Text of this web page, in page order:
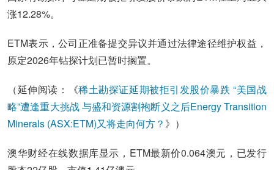
涨12.28%。
ETM表示，公司正准备提交异议并通过法律途径维护权益，
原定2026年钻探计划已暂时搁置。
（延伸阅读：《稀土勘探证延期被拒引发股价暴跌 “美国战
略”遭逢重大挑战 与盛和资源割袍断义之后Energy Transition
Minerals (ASX:ETM)又将走向何方？ 》）
澳华财经在线数据库显示，ETM最新价0.064澳元，已发行